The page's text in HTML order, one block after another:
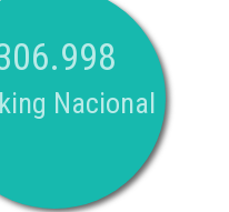
Nacional